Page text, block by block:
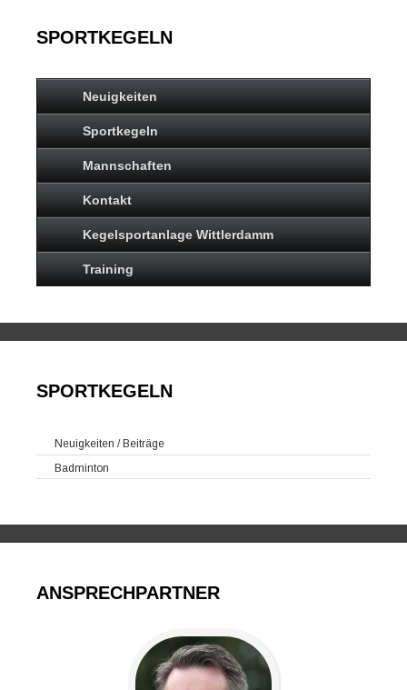
SPORTKEGELN
Neuigkeiten
Sportkegeln
Mannschaften
Kontakt
Kegelsportanlage Wittlerdamm
Training
SPORTKEGELN
Neuigkeiten / Beiträge
Badminton
ANSPRECHPARTNER